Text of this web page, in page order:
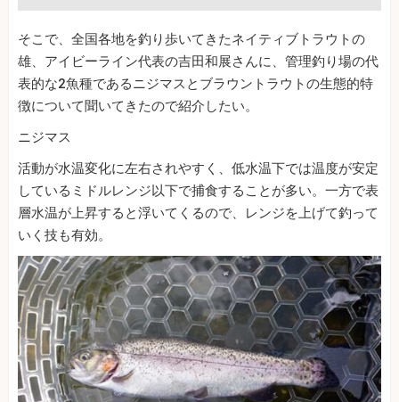
そこで、全国各地を釣り歩いてきたネイティブトラウトの
雄、アイビーライン代表の吉田和展さんに、管理釣り場の代
表的な2魚種であるニジマスとブラウントラウトの生態的特
徴について聞いてきたので紹介したい。
ニジマス
活動が水温変化に左右されやすく、低水温下では温度が安定
しているミドルレンジ以下で捕食することが多い。一方で表
層水温が上昇すると浮いてくるので、レンジを上げて釣って
いく技も有効。